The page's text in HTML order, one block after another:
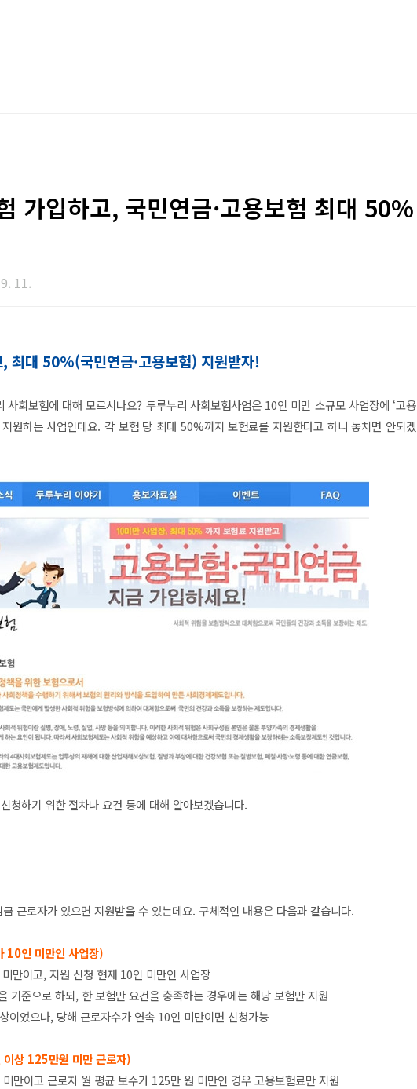
가입하고, 국민연금·고용보험 최대 50%
11.
최대 50%(국민연금·고용보험) 지원받자!
사회보험에 대해 모르시나요? 두루누리 사회보험사업은 10인 미만 소규모 사업장에 ‘고용
지원하는 사업인데요. 각 보험 당 최대 50%까지 보험료를 지원한다고 하니 놓치면 안되겠
청하기 위한 절차나 요건 등에 대해 알아보겠습니다.
근로자가 있으면 지원받을 수 있는데요. 구체적인 내용은 다음과 같습니다.
10인 미만인 사업장)
만이고, 지원 신청 현재 10인 미만인 사업장
기준으로 하되, 한 보험만 요건을 충족하는 경우에는 해당 보험만 지원
이었으나, 당해 근로자수가 연속 10인 미만이면 신청가능
상 125만원 미만 근로자)
만이고 근로자 월 평균 보수가 125만 원 미만인 경우 고용보험료만 지원